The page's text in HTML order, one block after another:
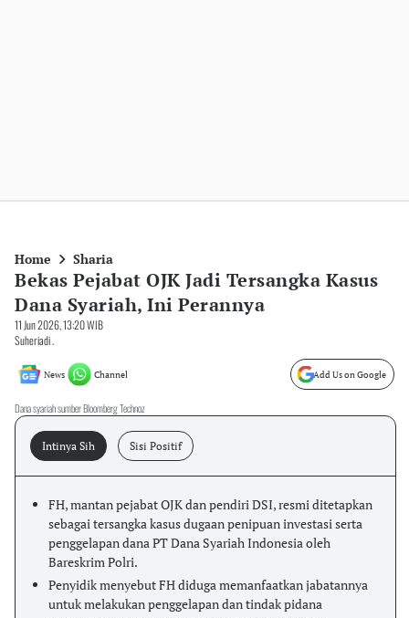
Home Sharia
Bekas Pejabat OJK Jadi Tersangka Kasus
Dana Syariah, Ini Perannya
11 Jun 2026, 13:20 WIB
Suheriadi .
News Channel Add Us on Google
Dana syariah sumber Bloomberg Technoz
Intinya Sih Sisi Positif
FH, mantan pejabat OJK dan pendiri DSI, resmi ditetapkan
sebagai tersangka kasus dugaan penipuan investasi serta
penggelapan dana PT Dana Syariah Indonesia oleh
Bareskrim Polri.
Penyidik menyebut FH diduga memanfaatkan jabatannya
untuk melakukan penggelapan dan tindak pidana